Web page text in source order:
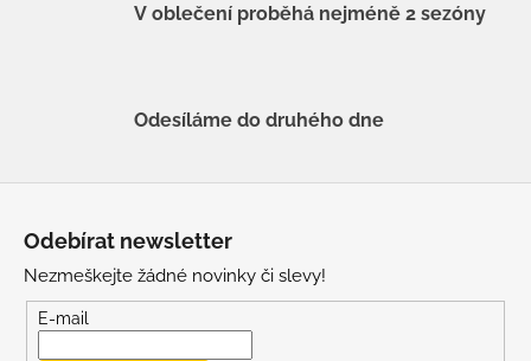
V oblečení proběhá nejméně 2 sezóny
Odesíláme do druhého dne
Odebírat newsletter
Nezmeškejte žádné novinky či slevy!
E-mail